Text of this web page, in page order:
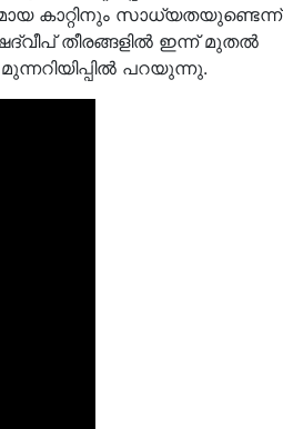
കാറ്റിനും സാധ്യതയുണ്ടെന്ന്
തീരങ്ങളിൽ ഇന്ന് മുതൽ
പറയുന്നു.